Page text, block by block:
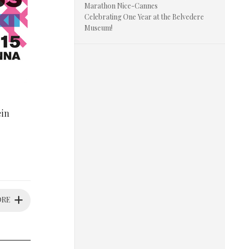
Marathon Nice-Cannes
Celebrating One Year at the Belvedere
Museum!